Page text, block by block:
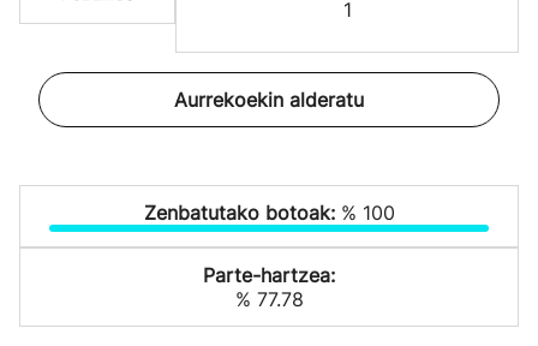
1
Aurrekoekin alderatu
Zenbatutako botoak: % 100
Parte-hartzea:
% 77.78